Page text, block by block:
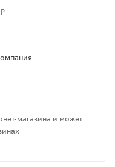
магазина и может